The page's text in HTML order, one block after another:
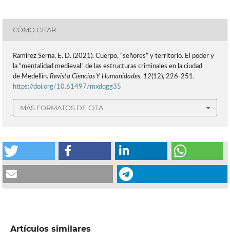
CÓMO CITAR
Ramírez Serna, E. D. (2021). Cuerpo, “señores” y territorio. El poder y
la “mentalidad medieval” de las estructuras criminales en la ciudad
de Medellín. Revista Ciencias Y Humanidades, 12(12), 226-251.
https://doi.org/10.61497/mxdqgg35
MÁS FORMATOS DE CITA
Artículos similares